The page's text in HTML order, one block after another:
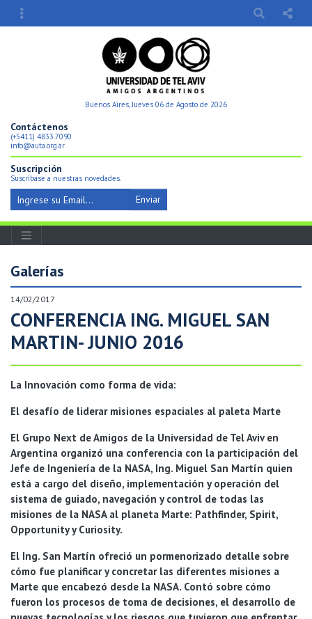
Buenos Aires, Jueves 06 de Agosto de 2026
Contáctenos
(+5411) 4833.7090
info@auta.org.ar
Suscripción
Suscríbase a nuestras novedades.
Enviar
Galerí­as
14/02/2017
CONFERENCIA ING. MIGUEL SAN
MARTIN- JUNIO 2016
La Innovación como forma de vida:
El desafío de liderar misiones espaciales al paleta Marte
El Grupo Next de Amigos de la Universidad de Tel Aviv en
Argentina organizó una conferencia con la participación del
Jefe de Ingeniería de la NASA, Ing. Miguel San Martín quien
está a cargo del diseño, implementación y operación del
sistema de guiado, navegación y control de todas las
misiones de la NASA al planeta Marte: Pathfinder, Spirit,
Opportunity y Curiosity.
El Ing. San Martín ofreció un pormenorizado detalle sobre
cómo fue planificar y concretar las diferentes misiones a
Marte que encabezó desde la NASA. Contó sobre cómo
fueron los procesos de toma de decisiones, el desarrollo de